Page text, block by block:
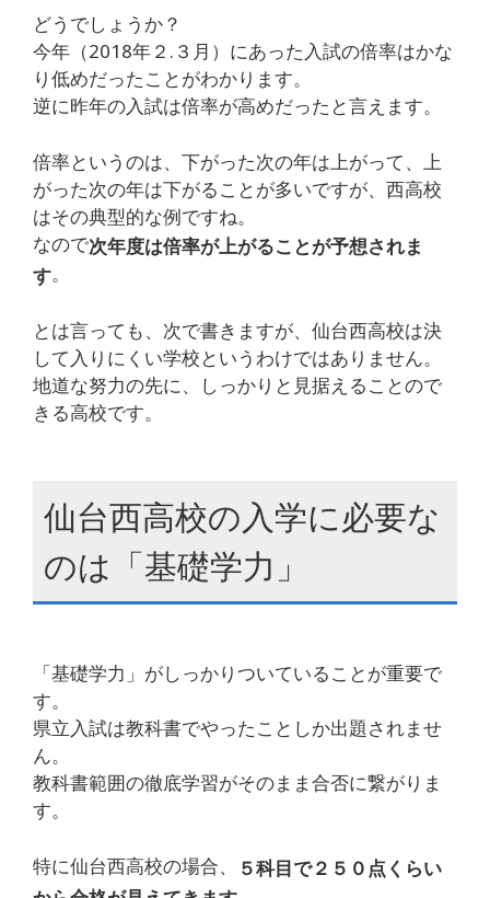
どうでしょうか？
今年（2018年２.３月）にあった入試の倍率はかな
り低めだったことがわかります。
逆に昨年の入試は倍率が高めだったと言えます。
倍率というのは、下がった次の年は上がって、上
がった次の年は下がることが多いですが、西高校
はその典型的な例ですね。
なので次年度は倍率が上がることが予想されま
す。
とは言っても、次で書きますが、仙台西高校は決
して入りにくい学校というわけではありません。
地道な努力の先に、しっかりと見据えることので
きる高校です。
仙台西高校の入学に必要な
のは「基礎学力」
「基礎学力」がしっかりついていることが重要で
す。
県立入試は教科書でやったことしか出題されませ
ん。
教科書範囲の徹底学習がそのまま合否に繋がりま
す。
特に仙台西高校の場合、
５科目で２５０点くらい